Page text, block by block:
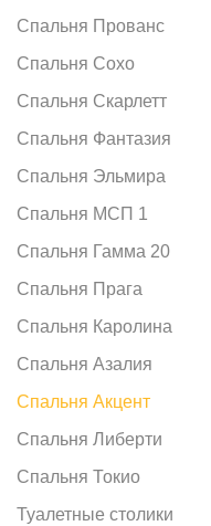
Спальня Прованс
Спальня Сохо
Спальня Скарлетт
Спальня Фантазия
Спальня Эльмира
Спальня МСП 1
Спальня Гамма 20
Спальня Прага
Спальня Каролина
Спальня Азалия
Спальня Акцент
Спальня Либерти
Спальня Токио
Туалетные столики